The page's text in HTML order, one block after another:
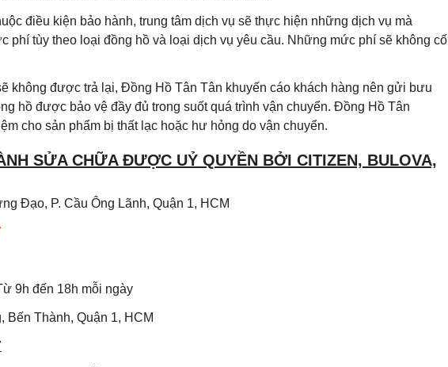
điều kiện bảo hành, trung tâm dịch vụ sẽ thực hiện những dịch vụ mà
phí tùy theo loại đồng hồ và loại dịch vụ yêu cầu. Những mức phí sẽ không cố
không được trả lại, Đồng Hồ Tân Tân khuyến cáo khách hàng nên gửi bưu
hồ được bảo vệ đầy đủ trong suốt quá trình vận chuyển. Đồng Hồ Tân
cho sản phẩm bị thất lạc hoặc hư hỏng do vận chuyển.
SỬA CHỮA ĐƯỢC UỶ QUYỀN BỞI CITIZEN, BULOVA,
Đạo, P. Cầu Ông Lãnh, Quận 1, HCM
9h đến 18h mỗi ngày
Bến Thành, Quận 1, HCM